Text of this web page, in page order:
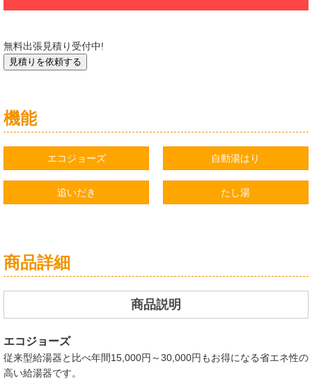
無料出張見積り受付中!
機能
エコジョーズ 自動湯はり
追いだき たし湯
商品詳細
商品説明
エコジョーズ
従来型給湯器と比べ年間15,000円～30,000円もお得になる省エネ性の
高い給湯器です。